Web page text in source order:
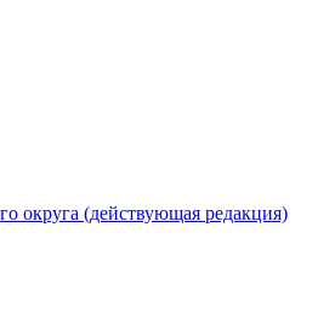
округа (действующая редакция)